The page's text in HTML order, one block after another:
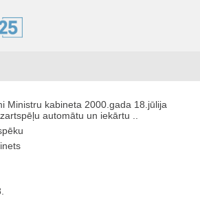
Ministru kabineta 2000.gada 18.jūlija
automātu un iekārtu ..